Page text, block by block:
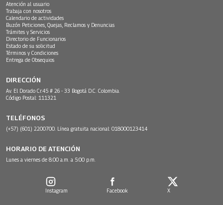
Atención al usuario
Trabaja con nosotros
Calendario de actividades
Buzón Peticiones, Quejas, Reclamos y Denuncias
Trámites y Servicios
Directorio de Funcionarios
Estado de su solicitud
Términos y Condiciones
Entrega de Obsequios
DIRECCIÓN
Av. El Dorado Cr.45 # 26 - 33 Bogotá D.C. Colombia.
Código Postal: 111321
TELÉFONOS
(+57) (601) 2200700. Línea gratuita nacional: 018000123414
HORARIO DE ATENCIÓN
Lunes a viernes de 8:00 a.m. a 5:00 p.m.
Instagram Facebook X